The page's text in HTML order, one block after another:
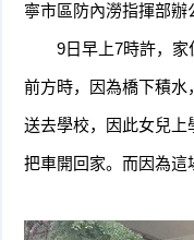
寧市區防內澇指揮部
9日早上7時許，家住
前方時，因為橋下積
送去學校，因此女兒上
把車開回家。而因為